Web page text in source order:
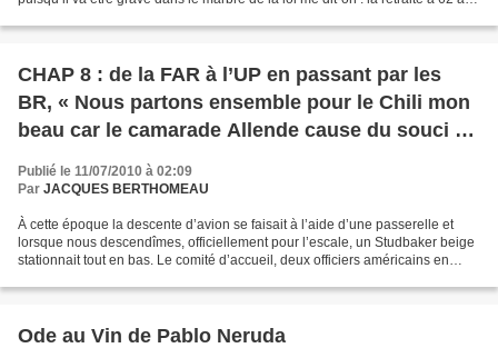
CHAP 8 : de la FAR à l’UP en passant par les
BR, « Nous partons ensemble pour le Chili mon
beau car le camarade Allende cause du souci à
Publié le 11/07/2010 à 02:09
Par JACQUES BERTHOMEAU
À cette époque la descente d’avion se faisait à l’aide d’une passerelle et
lorsque nous descendîmes, officiellement pour l’escale, un Studbaker beige
stationnait tout en bas. Le comité d’accueil, deux officiers américains en
Ode au Vin de Pablo Neruda